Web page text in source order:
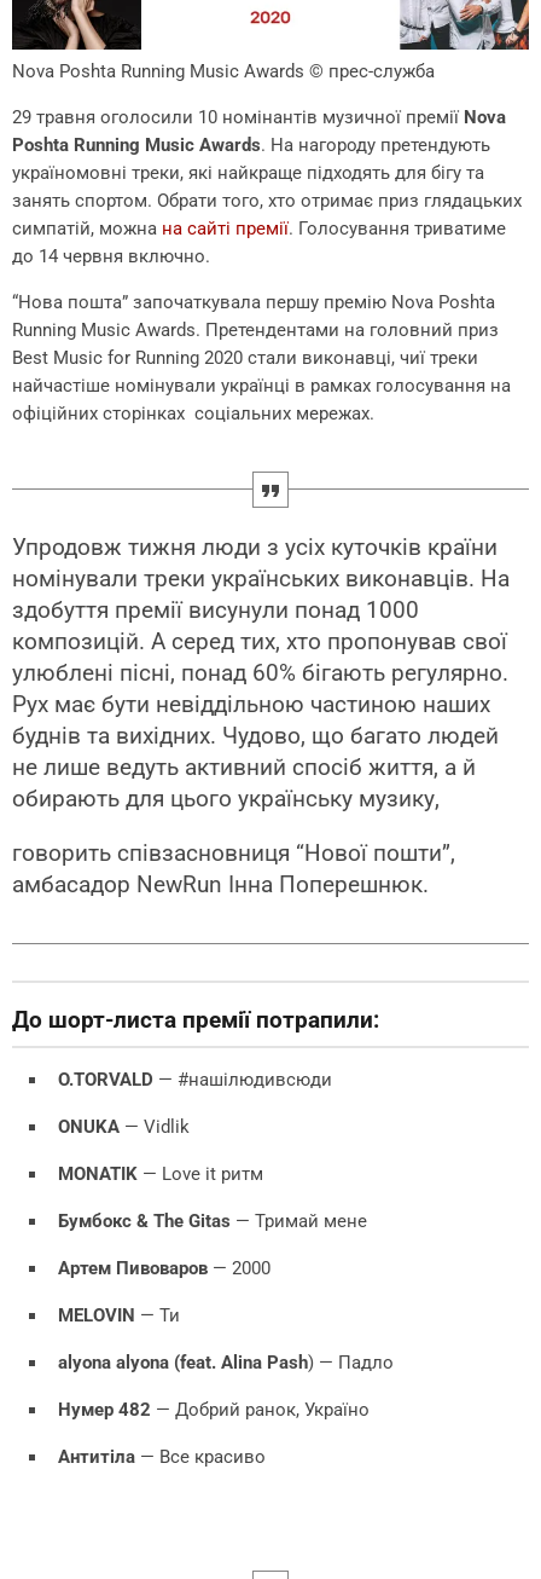
Nova Poshta Running Music Awards © прес-служба
29 травня оголосили 10 номінантів музичної премії Nova
Poshta Running Music Awards. На нагороду претендують
україномовні треки, які найкраще підходять для бігу та
занять спортом. Обрати того, хто отримає приз глядацьких
симпатій, можна на сайті премії. Голосування триватиме
до 14 червня включно.
“Нова пошта” започаткувала першу премію Nova Poshta
Running Music Awards. Претендентами на головний приз
Best Music for Running 2020 стали виконавці, чиї треки
найчастіше номінували українці в рамках голосування на
офіційних сторінках соціальних мережах.
Упродовж тижня люди з усіх куточків країни
номінували треки українських виконавців. На
здобуття премії висунули понад 1000
композицій. А серед тих, хто пропонував свої
улюблені пісні, понад 60% бігають регулярно.
Рух має бути невіддільною частиною наших
буднів та вихідних. Чудово, що багато людей
не лише ведуть активний спосіб життя, а й
обирають для цього українську музику,
говорить співзасновниця “Нової пошти”,
амбасадор NewRun Інна Поперешнюк.
До шорт-листа премії потрапили:
O.TORVALD — #нашілюдивсюди
ONUKA — Vidlik
MONATIK — Love it ритм
Бумбокс & The Gitas — Тримай мене
Артем Пивоваров — 2000
MELOVIN — Ти
alyona alyona (feat. Alina Pash) — Падло
Нумер 482 — Добрий ранок, Україно
Антитіла — Все красиво